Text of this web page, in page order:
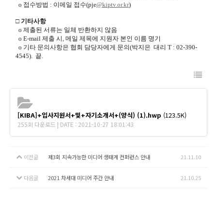
o 접수방법 : 이메일 접수(pje@kiptv.or.kr)
□ 기타사항
o 제출된 서류는 일체 반환하지 않음
o E-mail 제출 시, 메일 제목에 지원자 본인 이름 명기
o 기타 문의사항은 협회 담당자에게 문의(박지은 대리 T : 02-390-
4545). 끝.
[KIBA]+입사지원서+및+자기소개서+(양식) (1).hwp (123.5K)
255회 다운로드 | DATE : 2021-10-27 18:01:43
이전글 제3회 지속가능한 미디어 생태계 컨퍼런스 안내 21.11.10
다음글 2021 차세대 미디어 주간 안내 21.10.25